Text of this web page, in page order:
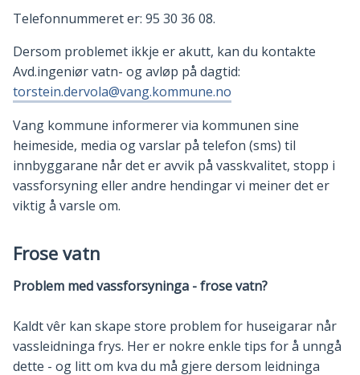
Telefonnummeret er: 95 30 36 08.
Dersom problemet ikkje er akutt, kan du kontakte
Avd.ingeniør vatn- og avløp på dagtid:
torstein.dervola@vang.kommune.no
Vang kommune informerer via kommunen sine
heimeside, media og varslar på telefon (sms) til
innbyggarane når det er avvik på vasskvalitet, stopp i
vassforsyning eller andre hendingar vi meiner det er
viktig å varsle om.
Frose vatn
Problem med vassforsyninga - frose vatn?
Kaldt vêr kan skape store problem for huseigarar når
vassleidninga frys. Her er nokre enkle tips for å unngå
dette - og litt om kva du må gjere dersom leidninga